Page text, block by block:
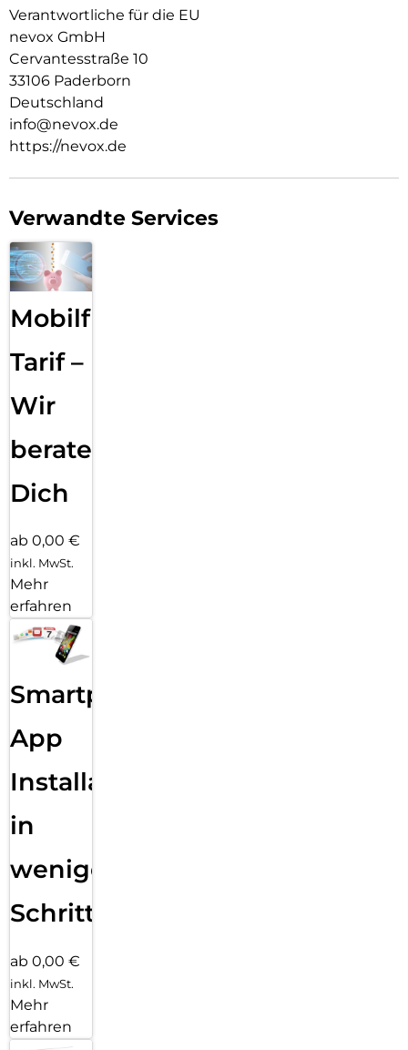
Verantwortliche für die EU
nevox GmbH
Cervantesstraße 10
33106 Paderborn
Deutschland
info@nevox.de
https://nevox.de
Verwandte Services
Mobilfunk
Tarif –
Wir
beraten
Dich
ab 0,00 €
inkl. MwSt.
Mehr
erfahren
Smartphone
App
Installation
in
wenigen
Schritten
ab 0,00 €
inkl. MwSt.
Mehr
erfahren